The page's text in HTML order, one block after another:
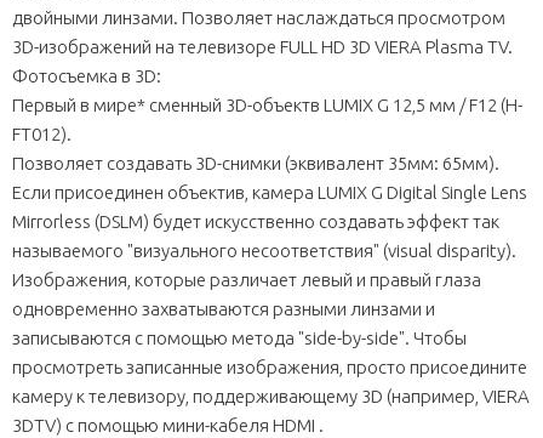
двойными линзами. Позволяет наслаждаться просмотром
3D-изображений на телевизоре FULL HD 3D VIERA Plasma TV.
Фотосъемка в 3D:
Первый в мире* сменный 3D-объектв LUMIX G 12,5 мм / F12 (H-
FT012).
Позволяет создавать 3D-снимки (эквивалент 35мм: 65мм).
Если присоединен объектив, камера LUMIX G Digital Single Lens
Mirrorless (DSLM) будет искусственно создавать эффект так
называемого "визуального несоответствия" (visual disparity).
Изображения, которые различает левый и правый глаза
одновременно захватываются разными линзами и
записываются с помощью метода "side-by-side". Чтобы
просмотреть записанные изображения, просто присоедините
камеру к телевизору, поддерживающему 3D (например, VIERA
3DTV) с помощью мини-кабеля HDMI .